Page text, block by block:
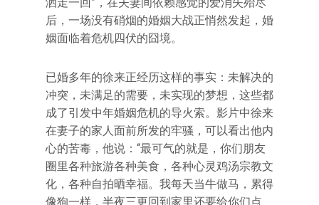
后，一场没有硝烟的婚姻大战正悄然发起，婚
姻面临着危机四伏的囧境。
已婚多年的徐来正经历这样的事实：未解决的
冲突，未满足的需要，未实现的梦想，这些都
成了引发中年婚姻危机的导火索。影片中徐来
在妻子的家人面前所发的牢骚，可以看出他内
心的苦毒，他说：“最可气的就是，你们朋友
圈里各种旅游各种美食，各种心灵鸡汤宗教文
化，各种自拍晒幸福。我每天当牛做马，累得
像狗一样，半夜三更回到家里还要给你们点